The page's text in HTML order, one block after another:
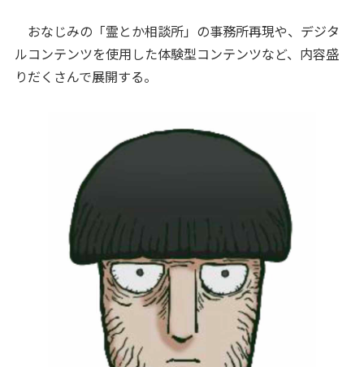
おなじみの「霊とか相談所」の事務所再現や、デジタ
ルコンテンツを使用した体験型コンテンツなど、内容盛
りだくさんで展開する。